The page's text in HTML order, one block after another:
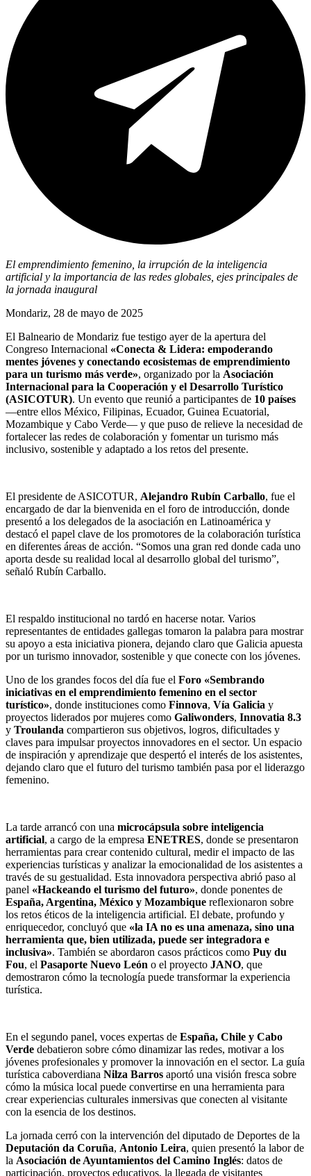
El emprendimiento femenino, la irrupción de la inteligencia
artificial y la importancia de las redes globales, ejes principales de
la jornada inaugural
Mondariz, 28 de mayo de 2025
El Balneario de Mondariz fue testigo ayer de la apertura del
Congreso Internacional «Conecta & Lidera: empoderando
mentes jóvenes y conectando ecosistemas de emprendimiento
para un turismo más verde», organizado por la Asociación
Internacional para la Cooperación y el Desarrollo Turístico
(ASICOTUR). Un evento que reunió a participantes de 10 países
—entre ellos México, Filipinas, Ecuador, Guinea Ecuatorial,
Mozambique y Cabo Verde— y que puso de relieve la necesidad de
fortalecer las redes de colaboración y fomentar un turismo más
inclusivo, sostenible y adaptado a los retos del presente.
El presidente de ASICOTUR, Alejandro Rubín Carballo, fue el
encargado de dar la bienvenida en el foro de introducción, donde
presentó a los delegados de la asociación en Latinoamérica y
destacó el papel clave de los promotores de la colaboración turística
en diferentes áreas de acción. “Somos una gran red donde cada uno
aporta desde su realidad local al desarrollo global del turismo”,
señaló Rubín Carballo.
El respaldo institucional no tardó en hacerse notar. Varios
representantes de entidades gallegas tomaron la palabra para mostrar
su apoyo a esta iniciativa pionera, dejando claro que Galicia apuesta
por un turismo innovador, sostenible y que conecte con los jóvenes.
Uno de los grandes focos del día fue el Foro «Sembrando
iniciativas en el emprendimiento femenino en el sector
turístico», donde instituciones como Finnova, Vía Galicia y
proyectos liderados por mujeres como Galiwonders, Innovatia 8.3
y Troulanda compartieron sus objetivos, logros, dificultades y
claves para impulsar proyectos innovadores en el sector. Un espacio
de inspiración y aprendizaje que despertó el interés de los asistentes,
dejando claro que el futuro del turismo también pasa por el liderazgo
femenino.
La tarde arrancó con una microcápsula sobre inteligencia
artificial, a cargo de la empresa ENETRES, donde se presentaron
herramientas para crear contenido cultural, medir el impacto de las
experiencias turísticas y analizar la emocionalidad de los asistentes a
través de su gestualidad. Esta innovadora perspectiva abrió paso al
panel «Hackeando el turismo del futuro», donde ponentes de
España, Argentina, México y Mozambique reflexionaron sobre
los retos éticos de la inteligencia artificial. El debate, profundo y
enriquecedor, concluyó que «la IA no es una amenaza, sino una
herramienta que, bien utilizada, puede ser integradora e
inclusiva». También se abordaron casos prácticos como Puy du
Fou, el Pasaporte Nuevo León o el proyecto JANO, que
demostraron cómo la tecnología puede transformar la experiencia
turística.
En el segundo panel, voces expertas de España, Chile y Cabo
Verde debatieron sobre cómo dinamizar las redes, motivar a los
jóvenes profesionales y promover la innovación en el sector. La guía
turística caboverdiana Nilza Barros aportó una visión fresca sobre
cómo la música local puede convertirse en una herramienta para
crear experiencias culturales inmersivas que conecten al visitante
con la esencia de los destinos.
La jornada cerró con la intervención del diputado de Deportes de la
Deputación da Coruña, Antonio Leira, quien presentó la labor de
la Asociación de Ayuntamientos del Camino Inglés: datos de
participación, proyectos educativos, la llegada de visitantes